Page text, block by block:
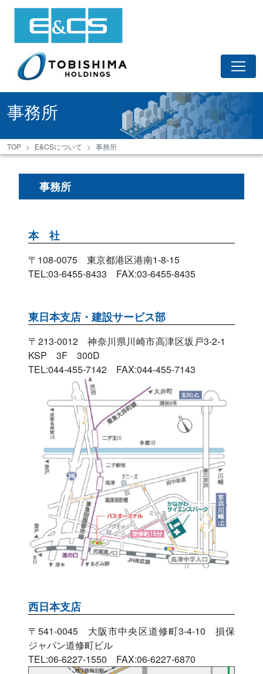
事務所
TOP E&CSについて 事務所
事務所
本 社
〒108-0075 東京都港区港南1-8-15
TEL:03-6455-8433 FAX:03-6455-8435
東日本支店・建設サービス部
〒213-0012 神奈川県川崎市高津区坂戸3-2-1
KSP 3F 300D
TEL:044-455-7142 FAX:044-455-7143
西日本支店
〒541-0045 大阪市中央区道修町3-4-10 損保
ジャパン道修町ビル
TEL:06-6227-1550 FAX:06-6227-6870